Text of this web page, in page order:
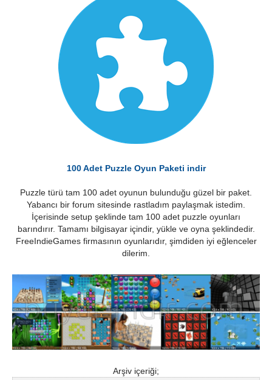
100 Adet Puzzle Oyun Paketi indir
Puzzle türü tam 100 adet oyunun bulunduğu güzel bir paket.
Yabancı bir forum sitesinde rastladım paylaşmak istedim.
İçerisinde setup şeklinde tam 100 adet puzzle oyunları
barındırır. Tamamı bilgisayar içindir, yükle ve oyna şeklindedir.
FreeIndieGames firmasının oyunlarıdır, şimdiden iyi eğlenceler
dilerim.
Arşiv içeriği;